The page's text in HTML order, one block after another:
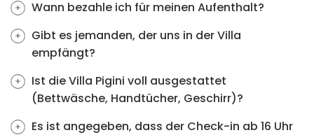
Wann bezahle ich für meinen Aufenthalt?
Gibt es jemanden, der uns in der Villa
empfängt?
Ist die Villa Pigini voll ausgestattet
(Bettwäsche, Handtücher, Geschirr)?
Es ist angegeben, dass der Check-in ab 16 Uhr